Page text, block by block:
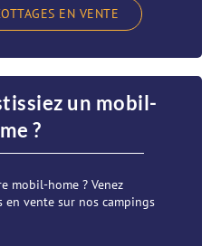
EN VENTE
un mobil-
?
mobil-home ? Venez
vente sur nos campings